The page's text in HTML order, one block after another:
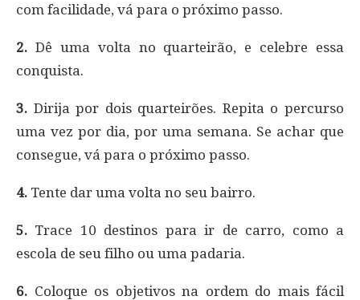
com facilidade, vá para o próximo passo.
2. Dê uma volta no quarteirão, e celebre essa
conquista.
3. Dirija por dois quarteirões. Repita o percurso
uma vez por dia, por uma semana. Se achar que
consegue, vá para o próximo passo.
4. Tente dar uma volta no seu bairro.
5. Trace 10 destinos para ir de carro, como a
escola de seu filho ou uma padaria.
6. Coloque os objetivos na ordem do mais fácil